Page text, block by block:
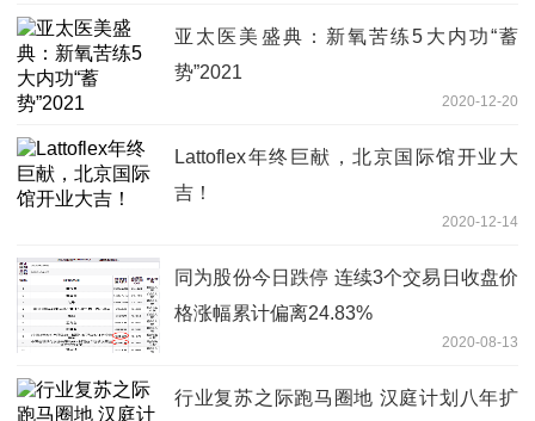
亚太医美盛典：新氧苦练5大内功“蓄
势”2021
2020-12-20
Lattoflex年终巨献，北京国际馆开业大
吉！
2020-12-14
同为股份今日跌停 连续3个交易日收盘价
格涨幅累计偏离24.83%
2020-08-13
行业复苏之际跑马圈地 汉庭计划八年扩